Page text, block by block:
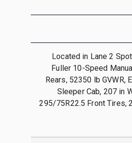
Located in Lane 2
Fuller 10-Speed
Rears, 52350 lb GVWR,
Sleeper Cab, 207 in
295/75R22.5 Front Tires,